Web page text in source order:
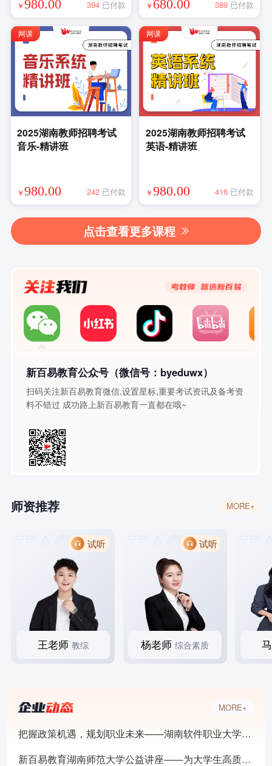
￥ 980.00 394 已付款 ￥ 680.00 389 已付款
网课
2025湖南教师招聘考试
音乐-精讲班
￥ 980.00 242 已付款
网课
2025湖南教师招聘考试
英语-精讲班
￥ 980.00 416 已付款
点击查看更多课程
新百易教育公众号（微信号：byeduwx）
扫码关注新百易教育微信,设置星标,重要考试资讯及备考资
料不错过 成功路上新百易教育一直都在哦~
师资推荐 MORE+
试听
王老师 教综
试听
杨老师综合素质
MORE+
把握政策机遇，规划职业未来——湖南软件职业大学就业专题讲座
新百易教育湖南师范大学公益讲座——为大学生高质量就业精准导航